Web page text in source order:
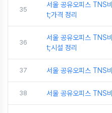
35
서울 공유오피스 TNS
t;가격 정리
36
서울 공유오피스 TNS
t;시설 정리
37 서울 공유오피스 TNS
38 서울 공유오피스 TNS